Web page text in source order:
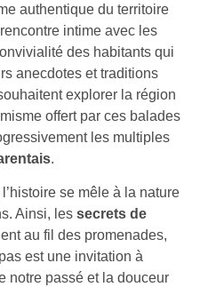
authentique du territoire
intime avec les
des habitants qui
anecdotes et traditions
explorer la région
offert par ces balades
les multiples
.
se mêle à la nature
Ainsi, les secrets de
au fil des promenades,
est une invitation à
notre passé et la douceur